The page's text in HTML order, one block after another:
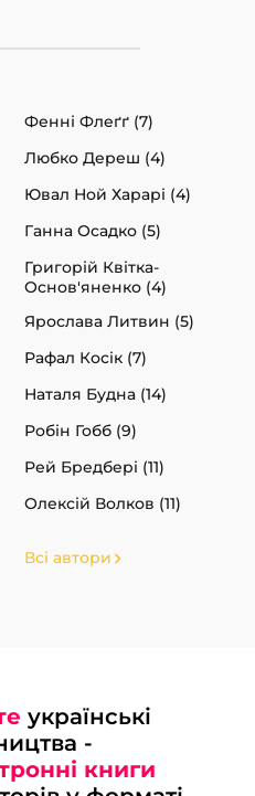
Фенні Флеґґ (7)
Любко Дереш (4)
Ювал Ной Харарі (4)
Ганна Осадко (5)
Григорій Квітка-
Основ'яненко (4)
Ярослава Литвин (5)
Рафал Косік (7)
Наталя Будна (14)
Робін Гобб (9)
Рей Бредбері (11)
Олексій Волков (11)
Всі автори
українські
-
книги